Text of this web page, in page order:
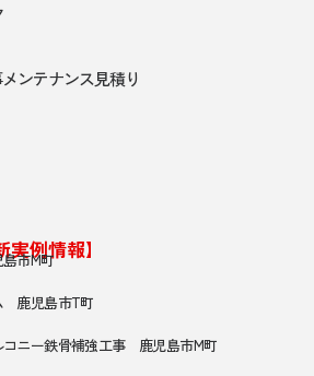
ンテナンス見積り
例情報】
市M町
鹿児島市T町
ニー鉄骨補強工事 鹿児島市M町